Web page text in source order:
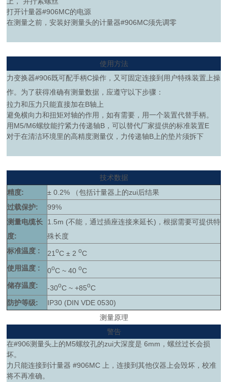
打开计量器#906MC的电源
在测量之前，安装好测量头的计量器#906MC须先调零
使用方法
力变换器#906既可配手柄C操作，又可固定连接到用户特殊装置上操
作。为了获得准确有测量数据，应遵守以下步骤：
拉力和压力只能直接加在B轴上
避免横向力和扭矩对轴的作用，如有需要，用一个装置代替手柄。
用M5/M6螺纹能拧紧力传递轴B，可以替代厂家提供的标准装置E
对于在清洁环境里的高精度测量仪，力传递轴B上的垫片须拆下
技术数据
精度:
± 0.2% （包括计量器上的zui后结果
过载保护:
99%
测量电缆长
度:
1.5m (不能，通过插座连接来延长)，根据需要可提供特
殊长度
标准温度 :
21oC ± 2oC
使用温度 :
0oC ~ 40oC
储存温度:
-30oC ~ +85oC
防护等级:
IP30 (DIN VDE 0530)
测量原理
警告
在#906测量头上的M5螺纹孔的zui大深度是 6mm，螺丝过长会损
坏。
力只能连接到计量器 #906MC 上，连接到其他仪器上会毁坏，校准
将不再准确。